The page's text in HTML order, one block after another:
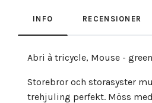
INFO RECENSIONER
Abri à tricycle, Mouse - green
Storebror och storasyster
trehjuling perfekt. Möss